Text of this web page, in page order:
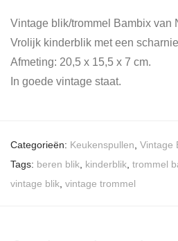
Vintage blik/trommel Bambix van
Vrolijk kinderblik met een
Afmeting: 20,5 x 15,5 x 7 cm.
In goede vintage staat.
Categorieën: Keukenspullen Vintage
Tags: beren blik kinderblik trommel
vintage blik vintage trommel